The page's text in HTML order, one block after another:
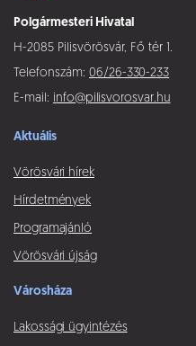
Polgármesteri Hivatal
H-2085 Pilisvörösvár, Fő tér 1.
Telefonszám: 06/26-330-233
E-mail: info@pilisvorosvar.hu
Aktuális
Vörösvári hírek
Hírdetmények
Programajánló
Vörösvári újság
Városháza
Lakossági ügyintézés